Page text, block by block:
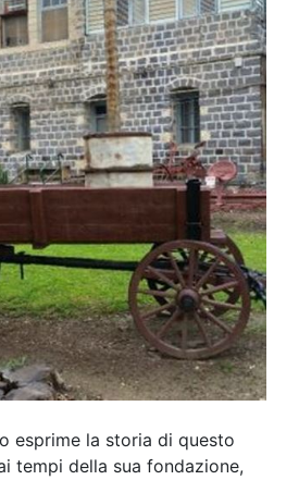
esprime la storia di questo
tempi della sua fondazione,